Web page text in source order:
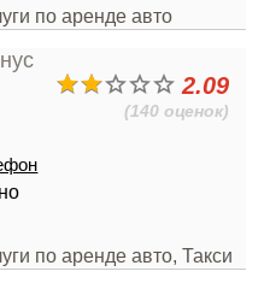
по аренде авто
2.09
(140 оценок)
по аренде авто, Такси